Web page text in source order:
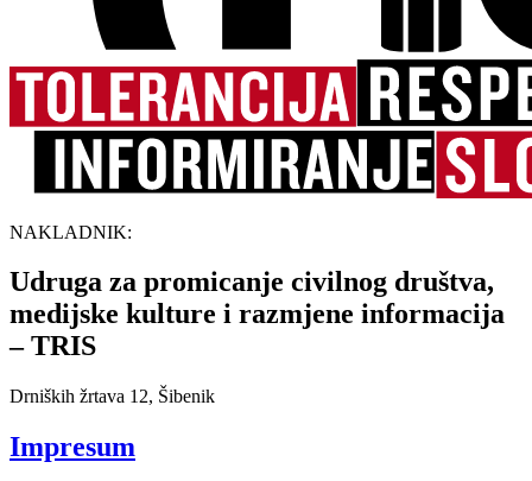
NAKLADNIK:
Udruga za promicanje civilnog društva,
medijske kulture i razmjene informacija
– TRIS
Drniških žrtava 12, Šibenik
Impresum